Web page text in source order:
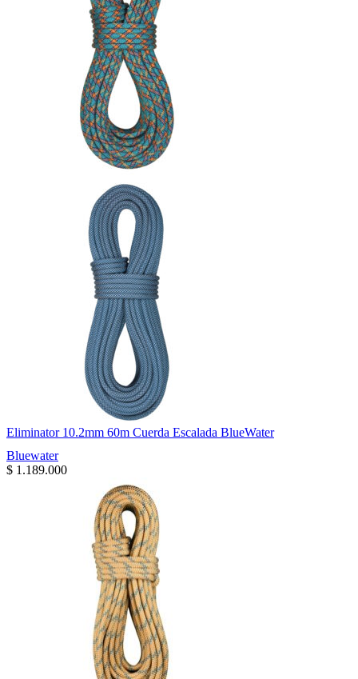
Eliminator 10.2mm 60m Cuerda Escalada BlueWater
Bluewater
$ 1.189.000